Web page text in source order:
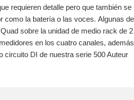
requieren detalle pero que también se
como la batería o las voces. Algunas de
sobre la unidad de medio rack de 2
en los cuatro canales, además
circuito DI de nuestra serie 500 Auteur